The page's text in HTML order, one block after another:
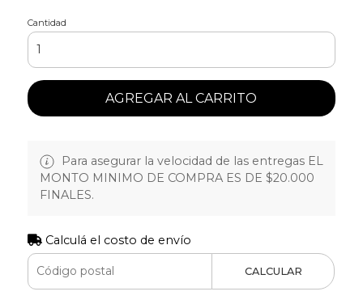
Cantidad
AGREGAR AL CARRITO
Para asegurar la velocidad de las entregas EL
MONTO MINIMO DE COMPRA ES DE $20.000
FINALES.
Calculá el costo de envío
CALCULAR